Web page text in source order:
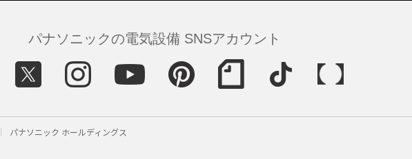
パナソニックの電気設備 SNSアカウント
パナソニック ホールディングス